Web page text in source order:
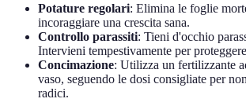
Potature regolari: Elimina le foglie
incoraggiare una crescita sana.
Controllo parassiti: Tieni d'occhio
Intervieni tempestivamente per
Concimazione: Utilizza un fertilizzante
vaso, seguendo le dosi consigliate per
radici.